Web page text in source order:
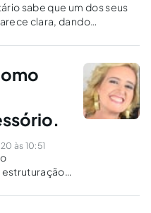
sabe que um dos seus
clara, dando
às 10:51
estruturação
das